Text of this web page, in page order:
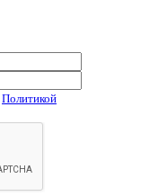
Политикой